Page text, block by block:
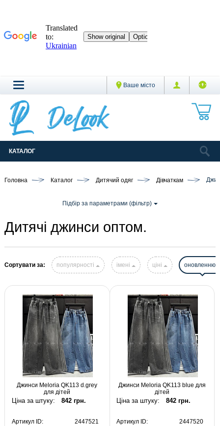
Ваше місто
КАТАЛОГ
Головна Каталог Дитячий одяг Дівчаткам
Підбір за параметрами (фільтр)
Дитячі джинси оптом.
Сортувати за: популярності імені ціні оновленню
Джинси Meloria QK113 d.grey
для дітей
Ціна за штуку: 842 грн.
Артикул ID:
2447521
Джинси Meloria QK113 blue для
дітей
Ціна за штуку: 842 грн.
Артикул ID:
2447520